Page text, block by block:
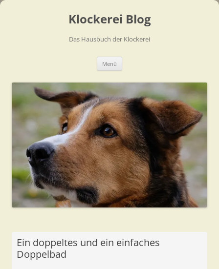
Klockerei Blog
Das Hausbuch der Klockerei
Menü
Ein doppeltes und ein einfaches
Doppelbad